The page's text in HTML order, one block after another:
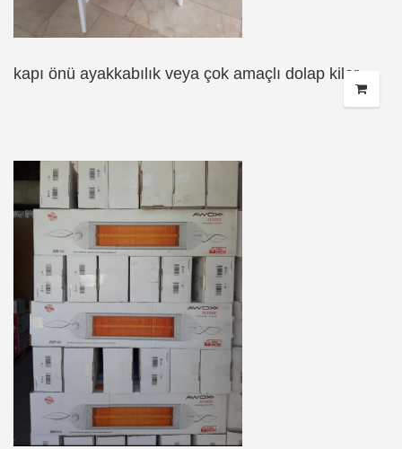
kapı önü ayakkabılık veya çok amaçlı dolap kiler